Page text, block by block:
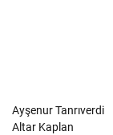
Ayşenur Tanrıverdi
Altar Kaplan